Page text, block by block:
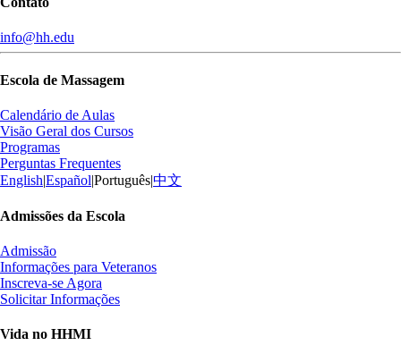
info@hh.edu
Escola de Massagem
Calendário de Aulas
Visão Geral dos Cursos
Programas
Perguntas Frequentes
English|Español|Português|中文
Admissões da Escola
Admissão
Informações para Veteranos
Inscreva-se Agora
Solicitar Informações
Vida no HHMI